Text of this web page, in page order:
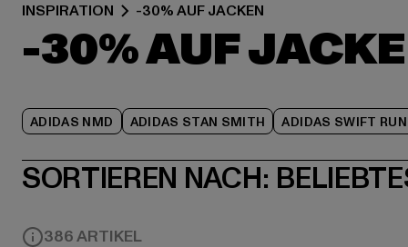
INSPIRATION -30% AUF JACKEN
-30% AUF
ADIDAS NMD ADIDAS STAN SMITH ADIDAS SWIFT RUN
SORTIEREN NACH:
386 ARTIKEL